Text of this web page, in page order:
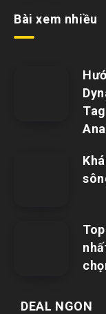
Bài xem nhiều
DEAL NGON